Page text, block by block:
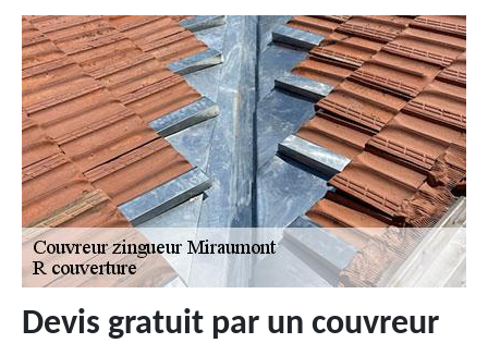
Devis gratuit par un couvreur